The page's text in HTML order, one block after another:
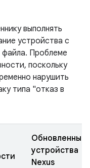
выполнять
устройства с
Проблеме
поскольку
нарушить
типа "отказ в
Обновленные
устройства
Nexus